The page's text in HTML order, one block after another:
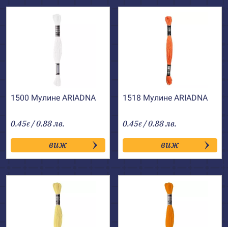
1500 Мулине АRIADNA
0.45€ / 0.88 лв.
виж
1518 Мулине АRIADNA
0.45€ / 0.88 лв.
виж